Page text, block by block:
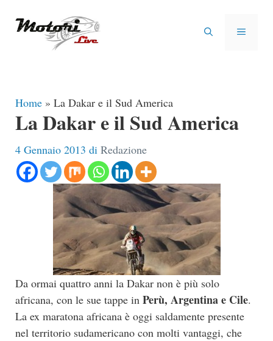
MENU
Home » La Dakar e il Sud America
La Dakar e il Sud America
4 Gennaio 2013 di Redazione
Da ormai quattro anni la Dakar non è più solo
africana, con le sue tappe in Perù, Argentina e Cile.
La ex maratona africana è oggi saldamente presente
nel territorio sudamericano con molti vantaggi, che